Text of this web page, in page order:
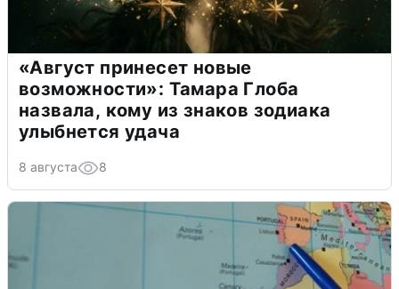
«Август принесет новые
возможности»: Тамара Глоба
назвала, кому из знаков зодиака
улыбнется удача
8 августа 8